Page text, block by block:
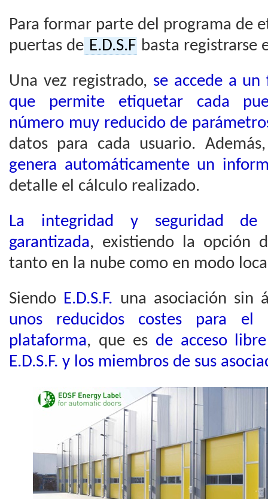
Para formar parte del programa de
puertas de E.D.S.F basta registrarse
Una vez registrado, se accede a
que permite etiquetar cada
número muy reducido de
datos para cada usuario.
genera automáticamente un
detalle el cálculo realizado.
La integridad y seguridad
garantizada, existiendo la opción
tanto en la nube como en modo
Siendo E.D.S.F. una asociación sin
unos reducidos costes para el
plataforma, que es de acceso
E.D.S.F. y los miembros de sus